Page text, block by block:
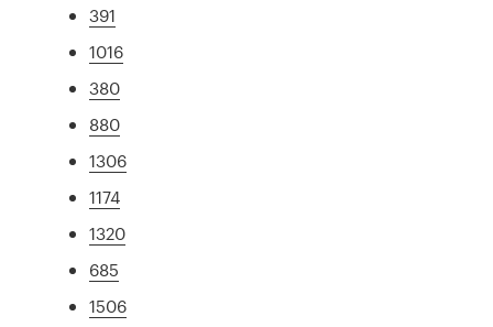
391
1016
380
880
1306
1174
1320
685
1506